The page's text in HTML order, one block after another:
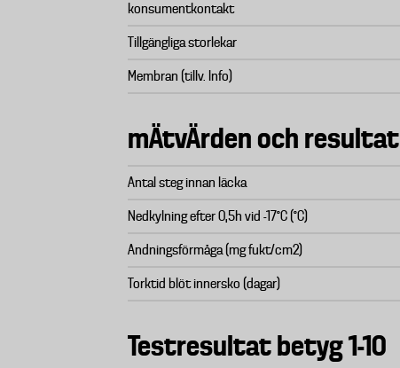
konsumentkontakt
Tillgängliga storlekar
Membran (tillv. Info)
mÄtvÄrden och resultat
Antal steg innan läcka
Nedkylning efter 0,5h vid -17°C (°C)
Andningsförmåga (mg fukt/cm2)
Torktid blöt innersko (dagar)
Testresultat betyg 1-10